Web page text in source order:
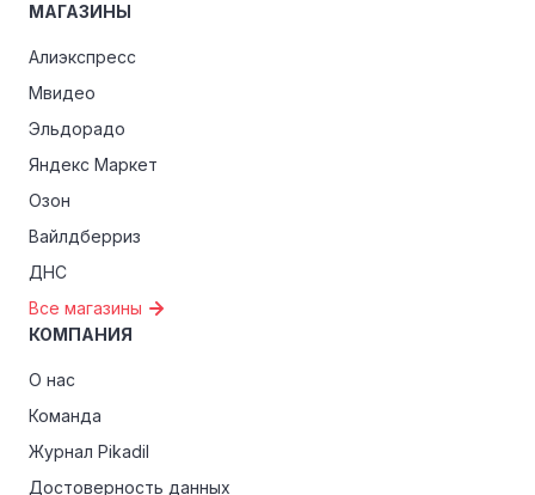
МАГАЗИНЫ
Алиэкспресс
Мвидео
Эльдорадо
Яндекс Маркет
Озон
Вайлдберриз
ДНС
Все магазины
КОМПАНИЯ
О нас
Команда
Журнал Pikadil
Достоверность данных